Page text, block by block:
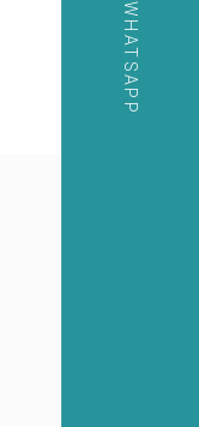
WHATSAPP